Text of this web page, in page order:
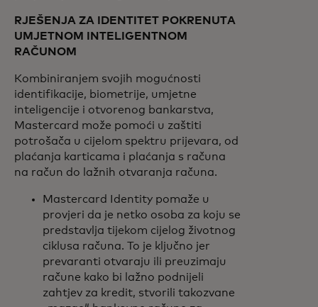
RJEŠENJA ZA IDENTITET POKRENUTA
UMJETNOM INTELIGENTNOM
RAČUNOM
Kombiniranjem svojih mogućnosti
identifikacije, biometrije, umjetne
inteligencije i otvorenog bankarstva,
Mastercard može pomoći u zaštiti
potrošača u cijelom spektru prijevara, od
plaćanja karticama i plaćanja s računa
na račun do lažnih otvaranja računa.
Mastercard Identity pomaže u
provjeri da je netko osoba za koju se
predstavlja tijekom cijelog životnog
ciklusa računa. To je ključno jer
prevaranti otvaraju ili preuzimaju
račune kako bi lažno podnijeli
zahtjev za kredit, stvorili takozvane